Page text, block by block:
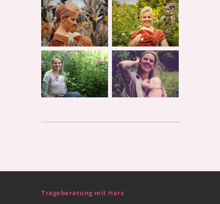
Trageberatung mit Herz